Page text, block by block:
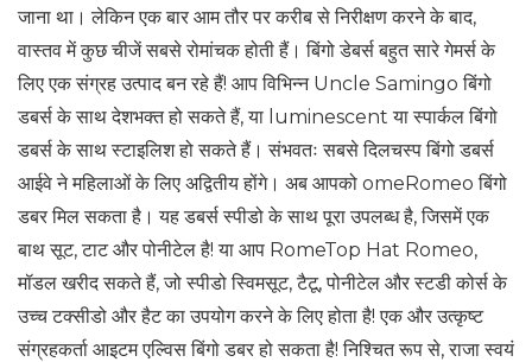
जाना था। लेकिन एक बार आम तौर पर करीब से निरीक्षण करने के बाद,
वास्तव में कुछ चीजें सबसे रोमांचक होती हैं। बिंगो डेबर्स बहुत सारे गेमर्स के
लिए एक संग्रह उत्पाद बन रहे हैं! आप विभिन्न Uncle Samingo बिंगो
डबर्स के साथ देशभक्त हो सकते हैं, या luminescent या स्पार्कल बिंगो
डबर्स के साथ स्टाइलिश हो सकते हैं। संभवतः सबसे दिलचस्प बिंगो डबर्स
आईवे ने महिलाओं के लिए अद्वितीय होंगे। अब आपको omeRomeo बिंगो
डबर मिल सकता है। यह डबर्स स्पीडो के साथ पूरा उपलब्ध है, जिसमें एक
बाथ सूट, टाट और पोनीटेल है! या आप RomeTop Hat Romeo,
मॉडल खरीद सकते हैं, जो स्पीडो स्विमसूट, टैटू, पोनीटेल और स्टडी कोर्स के
उच्च टक्सीडो और हैट का उपयोग करने के लिए होता है! एक और उत्कृष्ट
संग्रहकर्ता आइटम एल्विस बिंगो डबर हो सकता है! निश्चित रूप से, राजा स्वयं